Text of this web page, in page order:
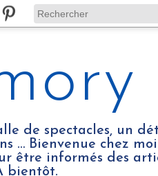
de spectacles, un
… Bienvenue chez
être informés des
bientôt.